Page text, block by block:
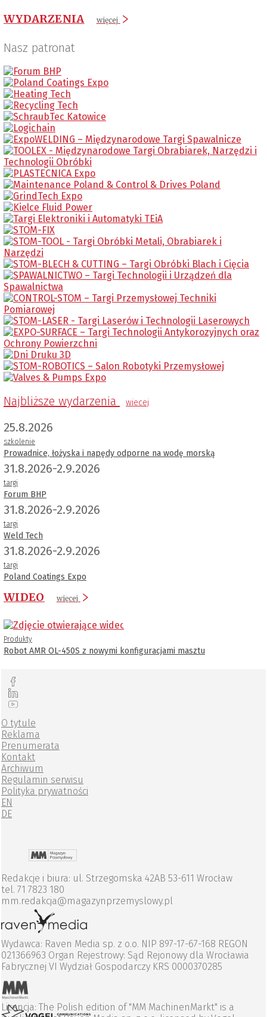
WYDARZENIA więcej
Nasz patronat
Najbliższe wydarzenia wiecej
25.8.2026
szkolenie
Prowadnice, łożyska i napędy odporne na wodę morską
31.8.2026-2.9.2026
targi
Forum BHP
31.8.2026-2.9.2026
targi
Weld Tech
31.8.2026-2.9.2026
targi
Poland Coatings Expo
WIDEO więcej
Produkty
Robot AMR OL-450S z nowymi konfiguracjami masztu
O tytule
Reklama
Prenumerata
Kontakt
Archiwum
Regulamin serwisu
Polityka prywatności
EN
DE
Redakcje i biura: ul. Strzegomska 42AB 53-611 Wrocław
tel. 71 7823 180
mm.redakcja@magazynprzemyslowy.pl
Wydawca: Raven Media sp. z o.o. NIP 897-17-67-168 REGON
021366963 Organ Rejestrowy: Sąd Rejonowy dla Wrocławia
Fabrycznej VI Wydział Gospodarczy KRS 0000370285
Licencja: The Polish edition of "MM MachinenMarkt" is a